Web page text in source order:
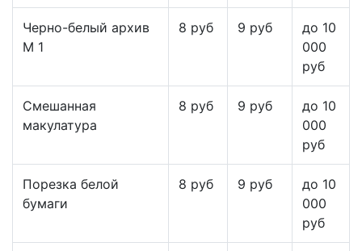
Черно-белый архив
М 1
8 руб 9 руб
до 10
000
руб
Смешанная
макулатура
8 руб 9 руб
до 10
000
руб
Порезка белой
бумаги
8 руб 9 руб
до 10
000
руб